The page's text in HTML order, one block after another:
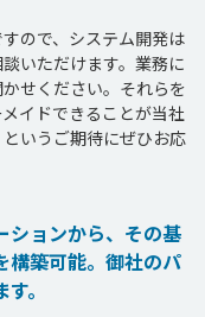
ので、システム開発は
いただけます。業務に
せください。それらを
イドできることが当社
いうご期待にぜひお応
ションから、その基
構築可能。御社のパ
。